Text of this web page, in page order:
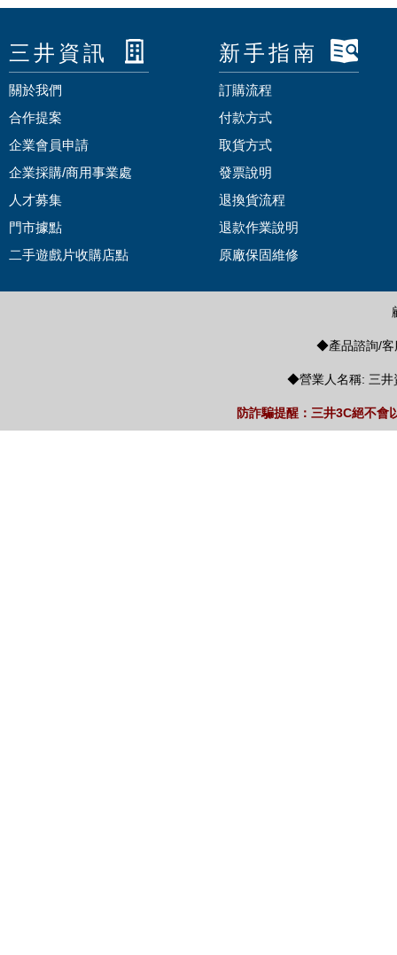
三井資訊
關於我們
合作提案
企業會員申請
企業採購/商用事業處
人才募集
門市據點
二手遊戲片收購店點
新手指南
訂購流程
付款方式
取貨方式
發票說明
退換貨流程
退款作業說明
原廠保固維修
◆產品諮詢/客
◆營業人名稱: 三井
防詐騙提醒：三井3C絕不會